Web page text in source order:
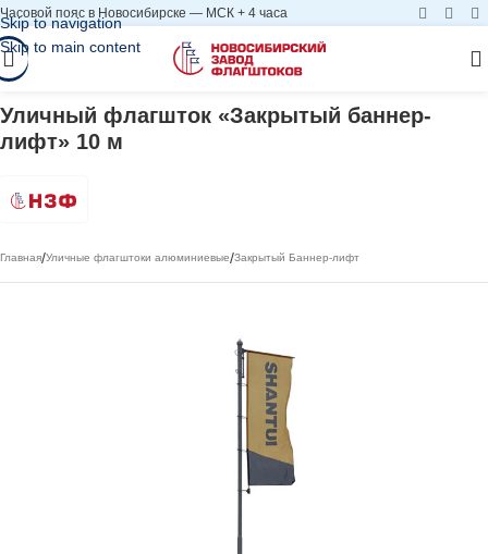
Skip to navigation
Skip to main content
Часовой пояс в Новосибирске — МСК + 4 часа
Уличный флагшток «Закрытый баннер-
лифт» 10 м
Главная/Уличные флагштоки алюминиевые/Закрытый Баннер-лифт